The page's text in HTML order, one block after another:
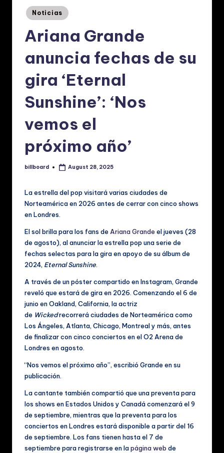
Posted
in
Noticias
Ariana Grande
anuncia fechas de su
gira ‘Eternal
Sunshine’: ‘Nos
vemos el
próximo año’
Posted
billboard August 28, 2025
La estrella del pop visitará varias ciudades de
Norteamérica en 2026 antes de cerrar con cinco shows
en Londres.
El sol brilla para los fans deAriana Grande el jueves (28
de agosto), al anunciar la estrella pop una serie de
fechas selectas para la gira en apoyo de su álbum de
2024, Eternal Sunshine.
A través de un póster compartido en Instagram, Grande
reveló que estará de gira en 2026. Comenzando el 6 de
junio en Oakland, California, la actriz
de Wickedrecorrerá ciudades de Norteamérica como
Los Ángeles, Atlanta, Chicago, Montreal y más, antes
de finalizar con cinco conciertos en el O2 Arena de
Londres en agosto.
“Nos vemos el próximo año”, escribió Grande en su
publicación.
La cantante también compartió que una preventa para
los shows en Estados Unidos y Canadá comenzará el 9
de septiembre, mientras que la preventa para los
conciertos en Londres estará disponible a partir del 16
de septiembre. Los fans tienen hasta el 7 de
septiembre para registrarse en lapágina web de